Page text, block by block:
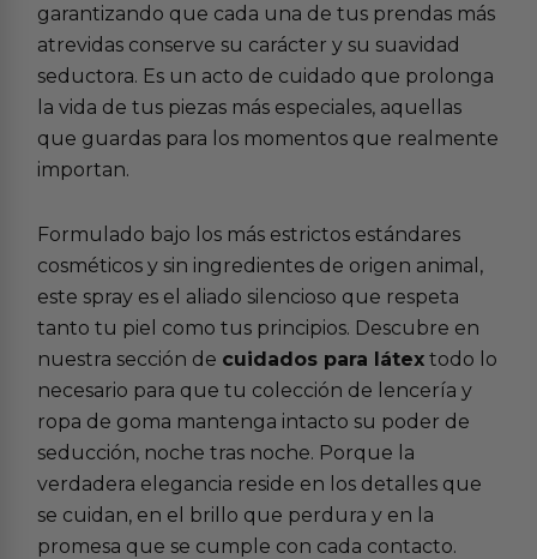
garantizando que cada una de tus prendas más
atrevidas conserve su carácter y su suavidad
seductora. Es un acto de cuidado que prolonga
la vida de tus piezas más especiales, aquellas
que guardas para los momentos que realmente
importan.
Formulado bajo los más estrictos estándares
cosméticos y sin ingredientes de origen animal,
este spray es el aliado silencioso que respeta
tanto tu piel como tus principios. Descubre en
nuestra sección de cuidados para látex todo lo
necesario para que tu colección de lencería y
ropa de goma mantenga intacto su poder de
seducción, noche tras noche. Porque la
verdadera elegancia reside en los detalles que
se cuidan, en el brillo que perdura y en la
promesa que se cumple con cada contacto.